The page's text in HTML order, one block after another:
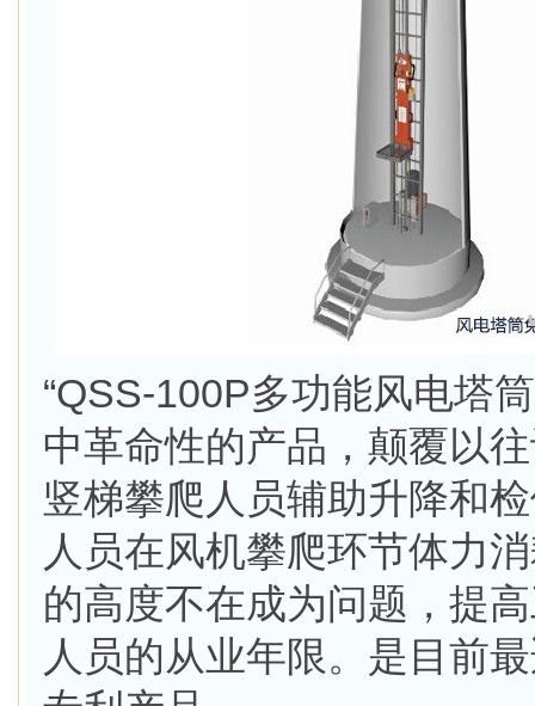
“QSS-100P多功能风电塔
中革命性的产品，颠覆以
竖梯攀爬人员辅助升降和
人员在风机攀爬环节体力
的高度不在成为问题，提
人员的从业年限。是目前